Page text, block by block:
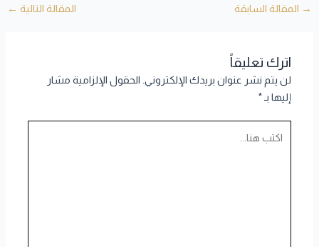
→ المقالة السابقة المقالة التالية ←
اترك تعليقاً
لن يتم نشر عنوان بريدك الإلكتروني. الحقول الإلزامية مشار
إليها بـ*